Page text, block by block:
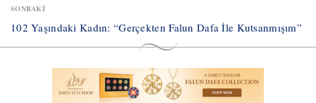
SONRAKI
​102 Yaşındaki Kadın: “Gerçekten Falun Dafa İle Kutsanmışım”